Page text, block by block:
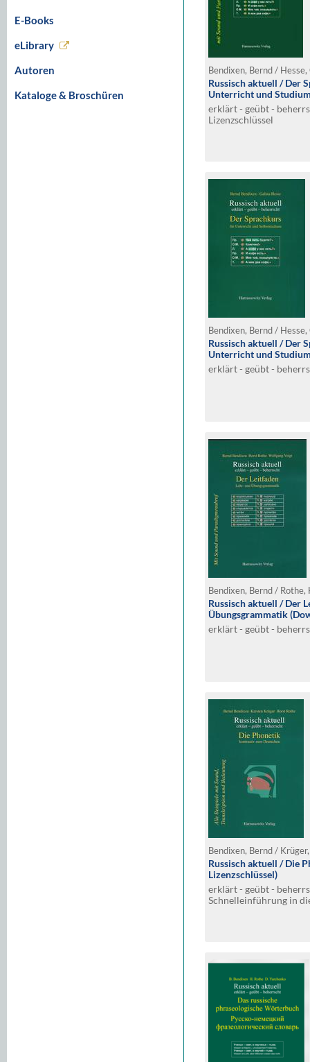
E-Books
eLibrary
Autoren
Kataloge & Broschüren
Bendixen, Bernd /
Russisch aktuell / Der
Unterricht und
erklärt - geübt -
Lizenzschlüssel
Bendixen, Bernd /
Russisch aktuell / Der
Unterricht und
erklärt - geübt -
Bendixen, Bernd /
Russisch aktuell / Der
Übungsgrammatik
erklärt - geübt -
Bendixen, Bernd /
Russisch aktuell / Die
Lizenzschlüssel)
erklärt - geübt -
Schnelleinführung in